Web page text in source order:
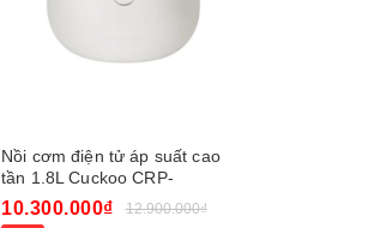
Nồi cơm điện tử áp suất cao
tần 1.8L Cuckoo CRP-
NHTR1010FW
10.300.000₫ 12.900.000₫